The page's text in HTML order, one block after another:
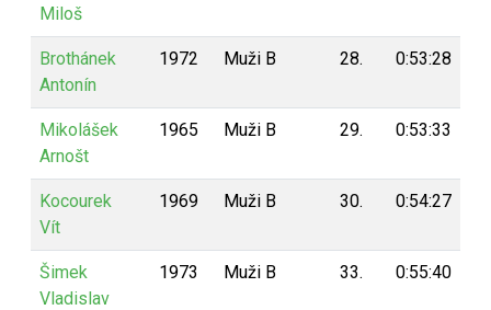
Miloš
Brothánek
Antonín
1972 Muži B 28. 0:53:28
Mikolášek
Arnošt
1965 Muži B 29. 0:53:33
Kocourek
Vít
1969 Muži B 30. 0:54:27
Šimek
Vladislav
1973 Muži B 33. 0:55:40